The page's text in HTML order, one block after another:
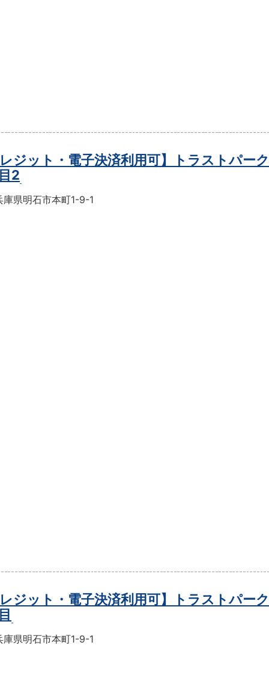
レジット・電子決済利用可】トラストパー
2
庫県明石市本町1-9-1
レジット・電子決済利用可】トラストパー
庫県明石市本町1-9-1